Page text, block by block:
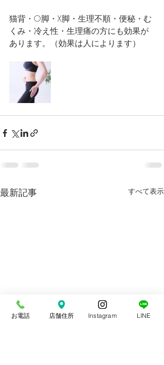
猫背・O脚・X脚・生理不順・便秘・む
くみ・冷え性・生理痛の方にも効果が
あります。（効果は人によります）
最新記事 すべて表示
お電話 店舗住所 Instagram LINE